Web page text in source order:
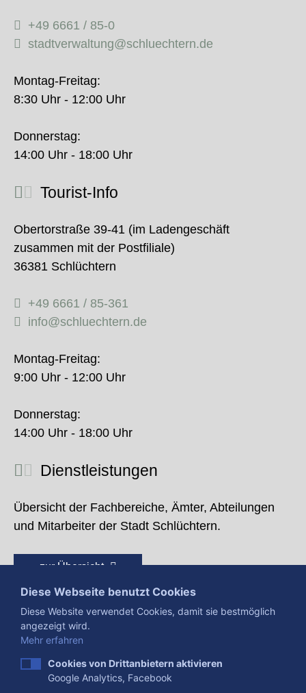
+49 6661 / 85-0
stadtverwaltung@schluechtern.de
Montag-Freitag:
8:30 Uhr - 12:00 Uhr
Donnerstag:
14:00 Uhr - 18:00 Uhr
Tourist-Info
Obertorstraße 39-41 (im Ladengeschäft
zusammen mit der Postfiliale)
36381 Schlüchtern
+49 6661 / 85-361
info@schluechtern.de
Montag-Freitag:
9:00 Uhr - 12:00 Uhr
Donnerstag:
14:00 Uhr - 18:00 Uhr
Dienstleistungen
Übersicht der Fachbereiche, Ämter, Abteilungen
und Mitarbeiter der Stadt Schlüchtern.
zur Übersicht
Diese Webseite benutzt Cookies
Diese Website verwendet Cookies, damit sie bestmöglich
angezeigt wird.
Mehr erfahren
Cookies von Drittanbietern aktivieren
Google Analytics, Facebook